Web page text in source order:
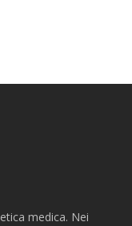
medica. Nei